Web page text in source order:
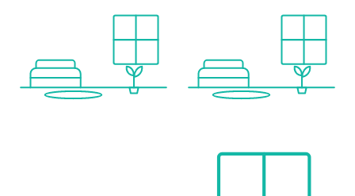
Autobahnanschluss <2.000m
Angaben Entfernung Luftlinie / Quelle: OpenStreetMap